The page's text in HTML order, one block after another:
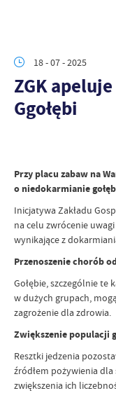
18 - 07 - 2025
ZGK
Ggołębi
Przy placu zabaw na
o niedokarmianie
Inicjatywa Zakładu
na celu zwrócenie
wynikające z
Przenoszenie chorób
Gołębie, szczególnie te
w dużych grupach,
zagrożenie dla zdrowia.
Zwiększenie populacji
Resztki jedzenia
źródłem pożywienia
zwiększenia ich